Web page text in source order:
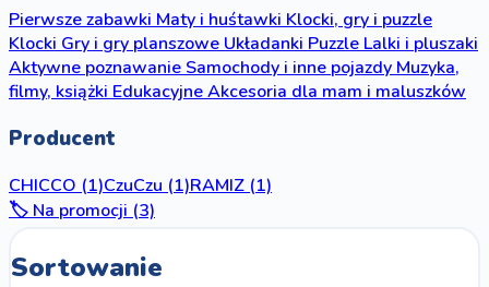
Pierwsze zabawkiMaty i huśtawkiKlocki, gry i puzzle
KlockiGry i gry planszoweUkładankiPuzzleLalki i pluszaki
Aktywne poznawanieSamochody i inne pojazdyMuzyka,
filmy, książkiEdukacyjneAkcesoria dla mam i maluszków
Producent
CHICCO (1)CzuCzu (1)RAMIZ (1)
🏷️ Na promocji (3)
Sortowanie